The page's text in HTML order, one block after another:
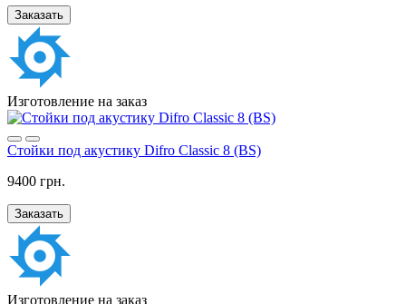
Заказать
Изготовление на заказ
Стойки под акустику Difro Classic 8 (BS)
9400 грн.
Заказать
Изготовление на заказ